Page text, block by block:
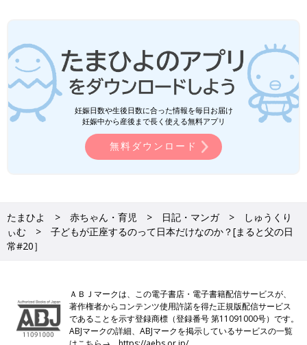
妊娠日数や生後日数に合った情報を毎日お届け
妊娠中から産後まで長く使える無料アプリ
無料ダウンロード
たまひよ 赤ちゃん・育児 日記・マンガ
しゅうくり
ぃむ
子どもが正座するのって日本だけなのか？[まると父の日
常#20］
ＡＢＪマークは、この電子書店・電子書籍配信サービスが、
著作権者からコンテンツ使用許諾を得た正規版配信サービス
であることを示す登録商標（登録番号 第11091000号）です。
ABJマークの詳細、ABJマークを掲示しているサービスの一覧